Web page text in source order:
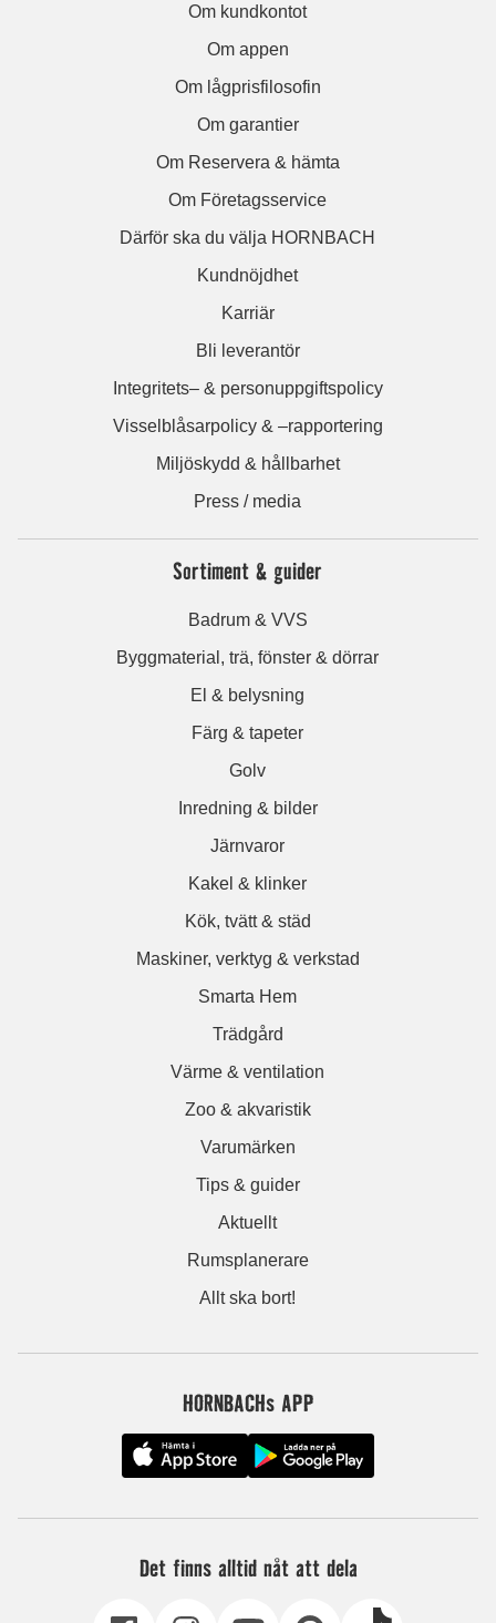
Om kundkontot
Om appen
Om lågprisfilosofin
Om garantier
Om Reservera & hämta
Om Företagsservice
Därför ska du välja HORNBACH
Kundnöjdhet
Karriär
Bli leverantör
Integritets– & personuppgiftspolicy
Visselblåsarpolicy & –rapportering
Miljöskydd & hållbarhet
Press / media
Sortiment & guider
Badrum & VVS
Byggmaterial, trä, fönster & dörrar
El & belysning
Färg & tapeter
Golv
Inredning & bilder
Järnvaror
Kakel & klinker
Kök, tvätt & städ
Maskiner, verktyg & verkstad
Smarta Hem
Trädgård
Värme & ventilation
Zoo & akvaristik
Varumärken
Tips & guider
Aktuellt
Rumsplanerare
Allt ska bort!
HORNBACHs APP
Det finns alltid nåt att dela